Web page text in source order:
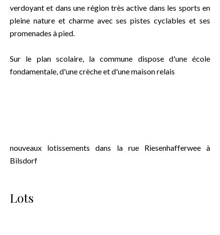
verdoyant et dans une région très active dans les sports en
pleine nature et charme avec ses pistes cyclables et ses
promenades à pied.
Sur le plan scolaire, la commune dispose d'une école
fondamentale, d'une crèche et d'une maison relais
nouveaux lotissements dans la rue Riesenhafferwee à
Bilsdorf
Lots